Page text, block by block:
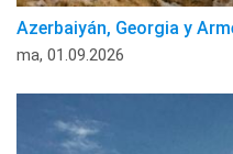
Azerbaiyán, Georgia y
ma, 01.09.2026